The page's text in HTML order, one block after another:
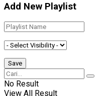
Add New Playlist
No Result
View All Result